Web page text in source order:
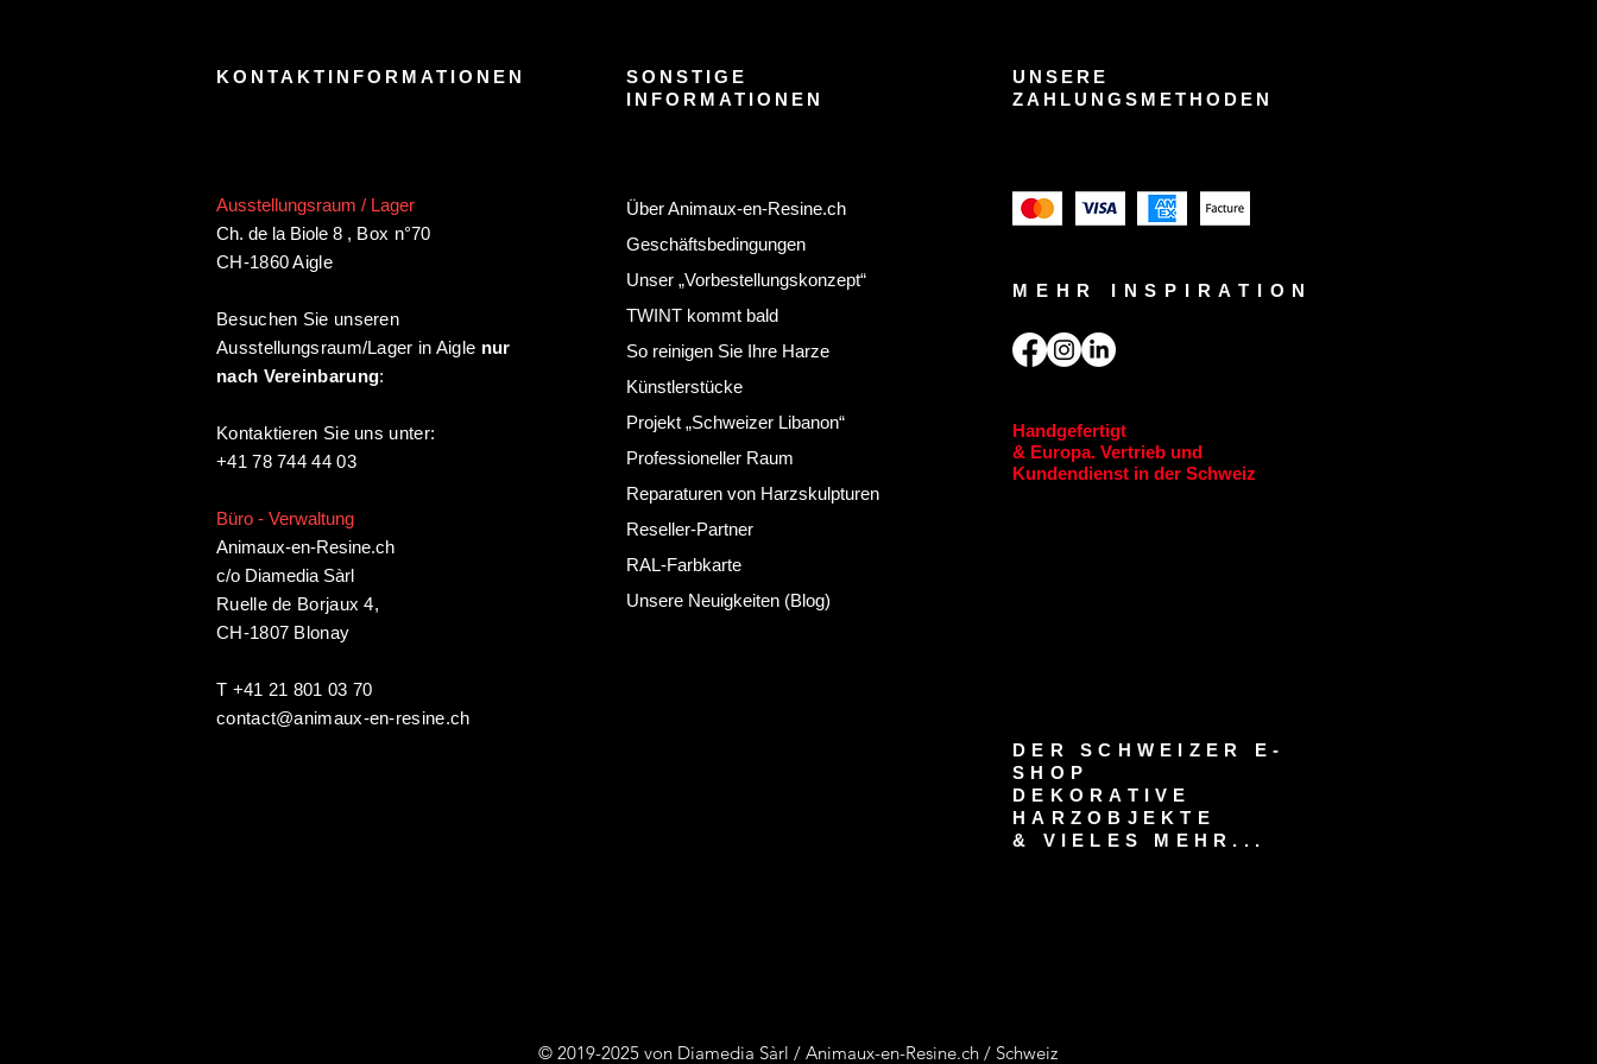
KONTAKTINFORMATIONEN
SONSTIGE
INFORMATIONEN
Ausstellungsraum / Lager
Ch. de la Biole 8 , Box n°70
CH-1860 Aigle
Besuchen Sie unseren
Ausstellungsraum/Lager in Aigle nur
nach Vereinbarung:
Kontaktieren Sie uns unter:
+41 78 744 44 03
Büro - Verwaltung
Animaux-en-Resine.ch
c/o Diamedia Sàrl
Ruelle de Borjaux 4,
CH-1807 Blonay
T +41 21 801 03 70
contact@animaux-en-resine.ch
Über Animaux-en-Resine.ch
Geschäftsbedingungen
Unser „Vorbestellungskonzept“
TWINT kommt bald
So reinigen Sie Ihre Harze
Künstlerstücke
Projekt „Schweizer Libanon“
Professioneller Raum
Reparaturen von Harzskulpturen
Reseller-Partner
RAL-Farbkarte
Unsere Neuigkeiten (Blog)
UNSERE
ZAHLUNGSMETHODEN
MEHR INSPIRATION
Handgefertigt
& Europa. Vertrieb und
Kundendienst in der Schweiz
DER SCHWEIZER E-
SHOP
DEKORATIVE
HARZOBJEKTE
& VIELES MEHR...
© 2019-2025 von Diamedia Sàrl / Animaux-en-Resine.ch / Schweiz